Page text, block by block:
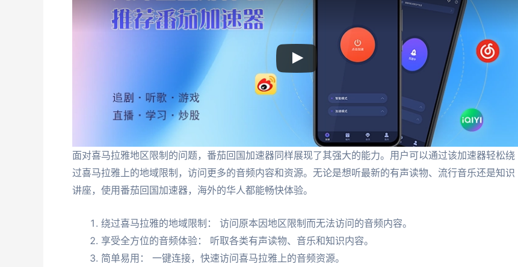
面对喜马拉雅地区限制的问题，番茄回国加速器同样展现了其强大的能力。用户可以通过该加速器轻松绕
过喜马拉雅上的地域限制，访问更多的音频内容和资源。无论是想听最新的有声读物、流行音乐还是知识
讲座，使用番茄回国加速器，海外的华人都能畅快体验。
绕过喜马拉雅的地域限制： 访问原本因地区限制而无法访问的音频内容。
享受全方位的音频体验： 听取各类有声读物、音乐和知识内容。
简单易用： 一键连接，快速访问喜马拉雅上的音频资源。